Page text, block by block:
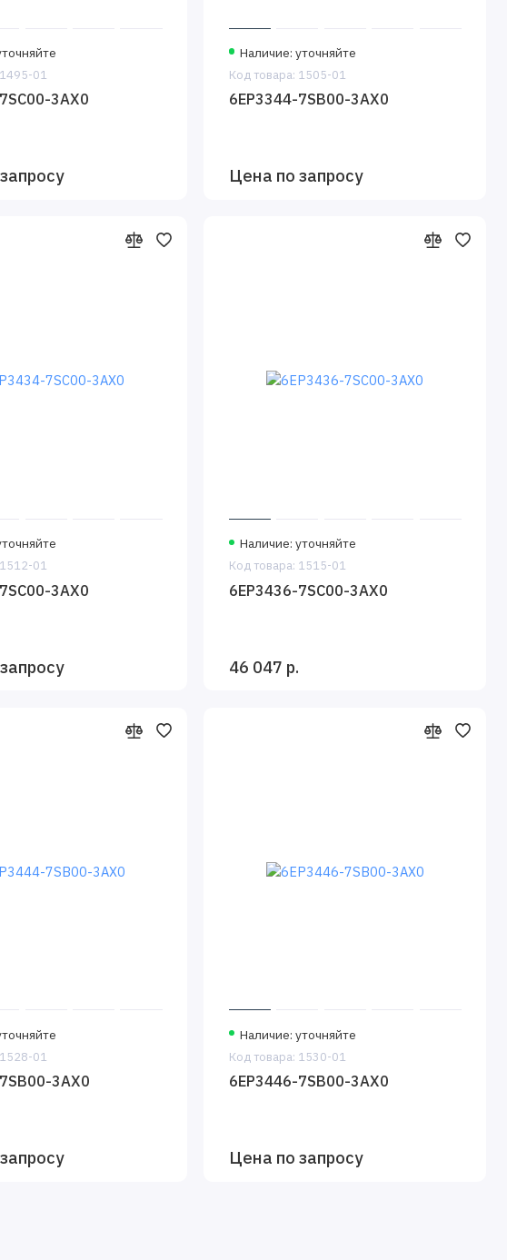
01
3AX0
Наличие: уточняйте
Код товара: 1505-01
6EP3344-7SB00-3AX0
Цена по запросу
01
3AX0
Наличие: уточняйте
Код товара: 1515-01
6EP3436-7SC00-3AX0
46 047 р.
01
3AX0
Наличие: уточняйте
Код товара: 1530-01
6EP3446-7SB00-3AX0
Цена по запросу